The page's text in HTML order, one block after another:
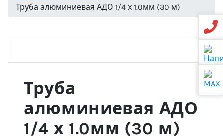
Труба алюминиевая АДО 1/4 х 1.0мм (30 м)
Труба
алюминиевая АДО
1/4 х 1.0мм (30 м)